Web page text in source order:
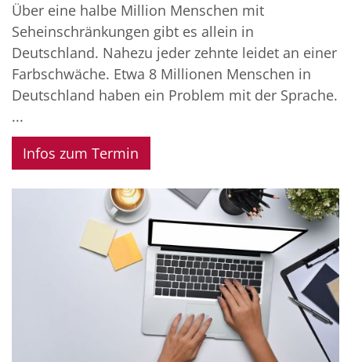
Über eine halbe Million Menschen mit
Seheinschränkungen gibt es allein in
Deutschland. Nahezu jeder zehnte leidet an einer
Farbschwäche. Etwa 8 Millionen Menschen in
Deutschland haben ein Problem mit der Sprache.
...
Infos zum Termin